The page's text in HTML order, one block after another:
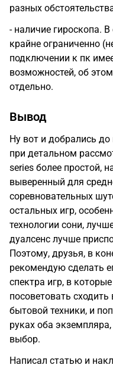
разных
- наличие гироскопа.
крайне ограниченно
подключении к пк
возможностей, об
отдельно.
Вывод
Ну вот и добрались до
при детальном
series более простой,
выверенный для
соревновательных
остальных игр,
технологии сони,
дуалсенс лучше
Поэтому, друзья, в
рекомендую сделать
спектра игр, в
посоветовать
бытовой техники, и
руках оба
выбор.
Написал статью и